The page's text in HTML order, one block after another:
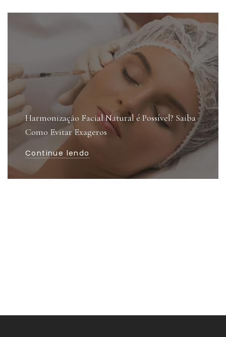
Harmonização Facial Natural é Possível? Saiba
Como Evitar Exageros
Continue lendo